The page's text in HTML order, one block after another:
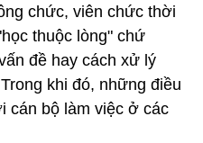
chức, viên chức thời
thuộc lòng" chứ
đề hay cách xử lý
khi đó, những điều
cán bộ làm việc ở các